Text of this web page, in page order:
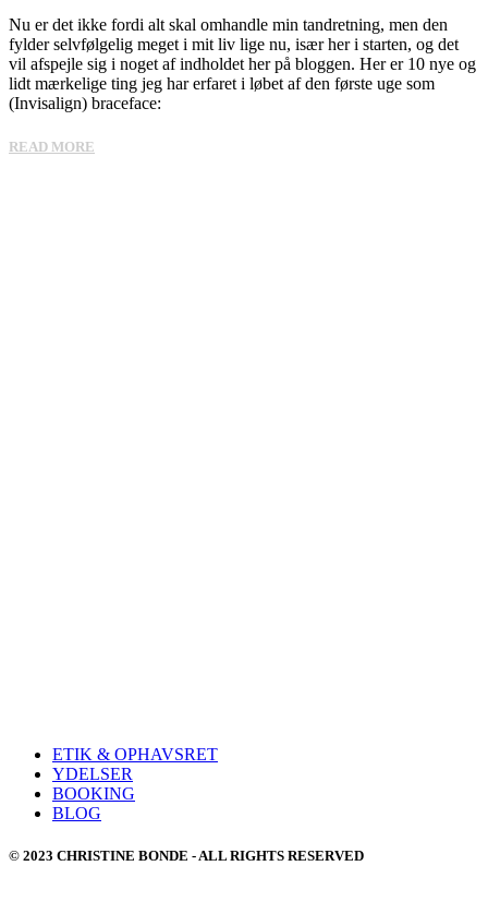
Nu er det ikke fordi alt skal omhandle min tandretning, men den
fylder selvfølgelig meget i mit liv lige nu, især her i starten, og det
vil afspejle sig i noget af indholdet her på bloggen. Her er 10 nye og
lidt mærkelige ting jeg har erfaret i løbet af den første uge som
(Invisalign) braceface:
READ MORE
ETIK & OPHAVSRET
YDELSER
BOOKING
BLOG
© 2023 CHRISTINE BONDE - ALL RIGHTS RESERVED